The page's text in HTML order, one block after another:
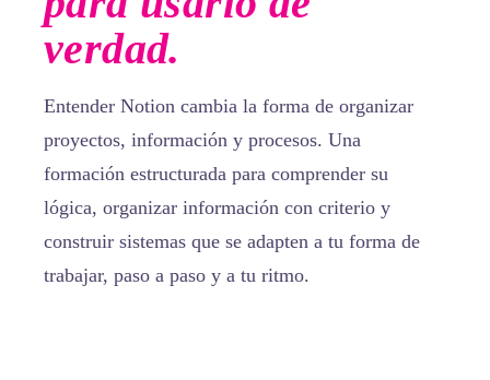
verdad.
Entender Notion cambia la forma de organizar
proyectos, información y procesos. Una
formación estructurada para comprender su
lógica, organizar información con criterio y
construir sistemas que se adapten a tu forma de
trabajar, paso a paso y a tu ritmo.